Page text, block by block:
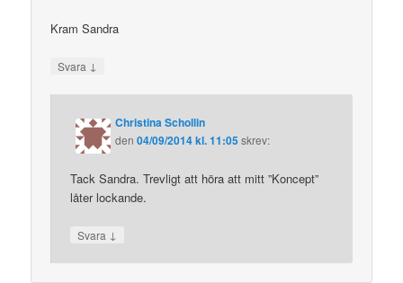
Kram Sandra
Svara ↓
Christina Schollin
den04/09/2014 kl. 11:05skrev:
Tack Sandra. Trevligt att höra att mitt ”Koncept”
låter lockande.
Svara ↓